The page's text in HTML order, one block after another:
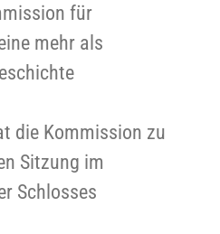
für
mehr als
die Kommission zu
Sitzung im
Schlosses